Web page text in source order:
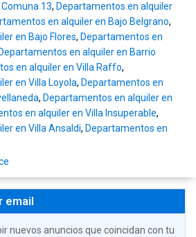
13, Departamentos en alquiler
en alquiler en Bajo Belgrano,
en Bajo Flores, Departamentos en
Departamentos en alquiler en Barrio
en alquiler en Villa Raffo,
en Villa Loyola, Departamentos en
, Departamentos en alquiler en
en alquiler en Villa Insuperable,
en Villa Ansaldi, Departamentos en
email
nuevos anuncios que coincidan con tu